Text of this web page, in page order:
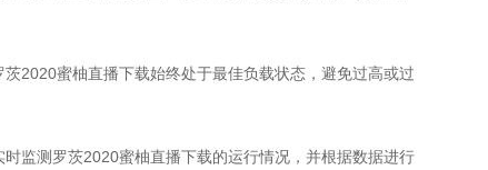
2020蜜柚直播下载始终处于最佳负载状态，避免过高或过
监测罗茨2020蜜柚直播下载的运行情况，并根据数据进行